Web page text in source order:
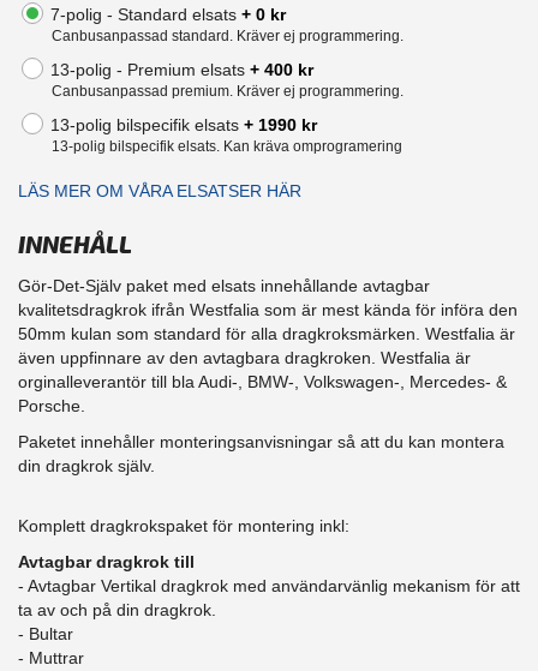
7-polig - Standard elsats + 0 kr
Canbusanpassad standard. Kräver ej programmering.
13-polig - Premium elsats + 400 kr
Canbusanpassad premium. Kräver ej programmering.
13-polig bilspecifik elsats + 1990 kr
13-polig bilspecifik elsats. Kan kräva omprogramering
LÄS MER OM VÅRA ELSATSER HÄR
INNEHÅLL
Gör-Det-Själv paket med elsats innehållande avtagbar
kvalitetsdragkrok ifrån Westfalia som är mest kända för införa den
50mm kulan som standard för alla dragkroksmärken. Westfalia är
även uppfinnare av den avtagbara dragkroken. Westfalia är
orginalleverantör till bla Audi-, BMW-, Volkswagen-, Mercedes- &
Porsche.
Paketet innehåller monteringsanvisningar så att du kan montera
din dragkrok själv.
Komplett dragkrokspaket för montering inkl:
Avtagbar dragkrok till
- Avtagbar Vertikal dragkrok med användarvänlig mekanism för att
ta av och på din dragkrok.
- Bultar
- Muttrar